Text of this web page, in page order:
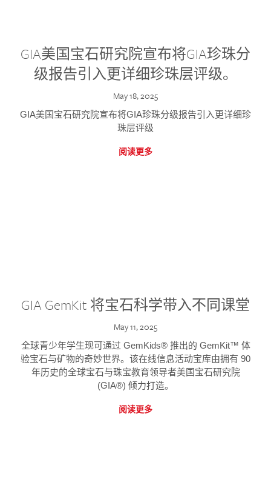
GIA美国宝石研究院宣布将GIA珍珠分
级报告引入更详细珍珠层评级。
May 18, 2025
GIA美国宝石研究院宣布将GIA珍珠分级报告引入更详细珍
珠层评级
阅读更多
GIA GemKit 将宝石科学带入不同课堂
May 11, 2025
全球青少年学生现可通过 GemKids® 推出的 GemKit™ 体
验宝石与矿物的奇妙世界。该在线信息活动宝库由拥有 90
年历史的全球宝石与珠宝教育领导者美国宝石研究院
(GIA®) 倾力打造。
阅读更多